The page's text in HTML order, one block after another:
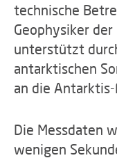
technische
Geophysiker
unterstützt
antarktischen
an die
Die Messdaten
wenigen